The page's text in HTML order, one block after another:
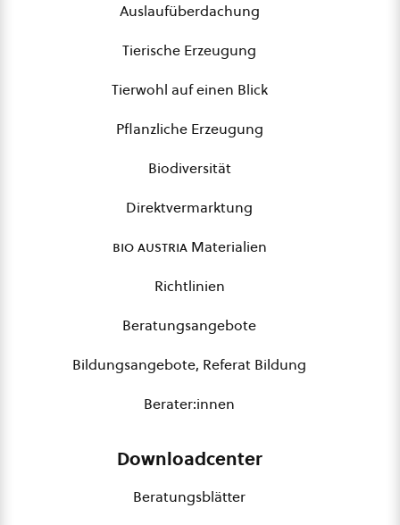
Auslaufüberdachung
Tierische Erzeugung
Tierwohl auf einen Blick
Pflanzliche Erzeugung
Biodiversität
Direktvermarktung
bio austriaMaterialien
Richtlinien
Beratungsangebote
Bildungsangebote, Referat Bildung
Berater:innen
Downloadcenter
Beratungsblätter